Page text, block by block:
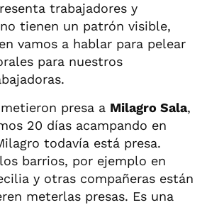
trabajadores y
tienen un patrón visible,
vamos a hablar para pelear
para nuestros
presa a Milagro Sala,
20 días acampando en
todavía está presa.
barrios, por ejemplo en
y otras compañeras están
meterlas presas. Es una